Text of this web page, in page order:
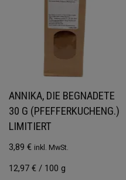
ANNIKA, DIE BEGNADETE
30 G (PFEFFERKUCHENG.)
LIMITIERT
3,89 € inkl. MwSt.
12,97 € / 100 g